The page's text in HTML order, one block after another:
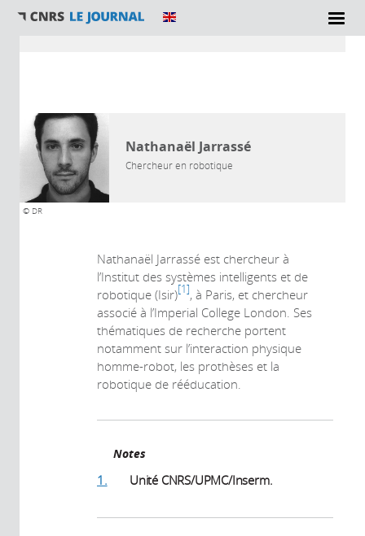
AUTEUR
© DR
Nathanaël Jarrassé
Chercheur en robotique
Nathanaël Jarrassé est chercheur à
l’Institut des systèmes intelligents et de
robotique (Isir) 1 , à Paris, et chercheur
associé à l’Imperial College London. Ses
thématiques de recherche portent
notamment sur l’interaction physique
homme-robot, les prothèses et la
robotique de rééducation.
Notes
1. Unité CNRS/UPMC/Inserm.